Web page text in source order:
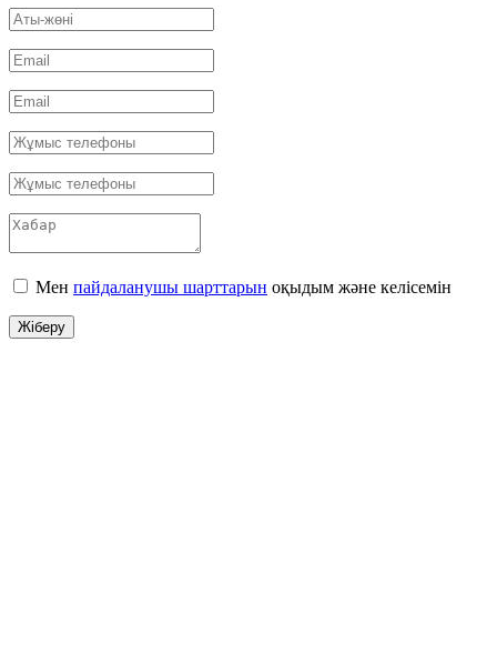
Мен пайдаланушы шарттарын оқыдым және келісемін
Жіберу